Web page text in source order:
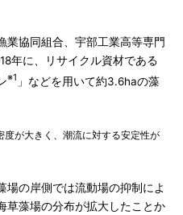
協同組合、宇部工業高等専門
年に、リサイクル資材である
※1 」などを用いて約3.6haの藻
度が大きく、潮流に対する安定性が
の岸側では流動場の抑制によ
草藻場の分布が拡大したことか